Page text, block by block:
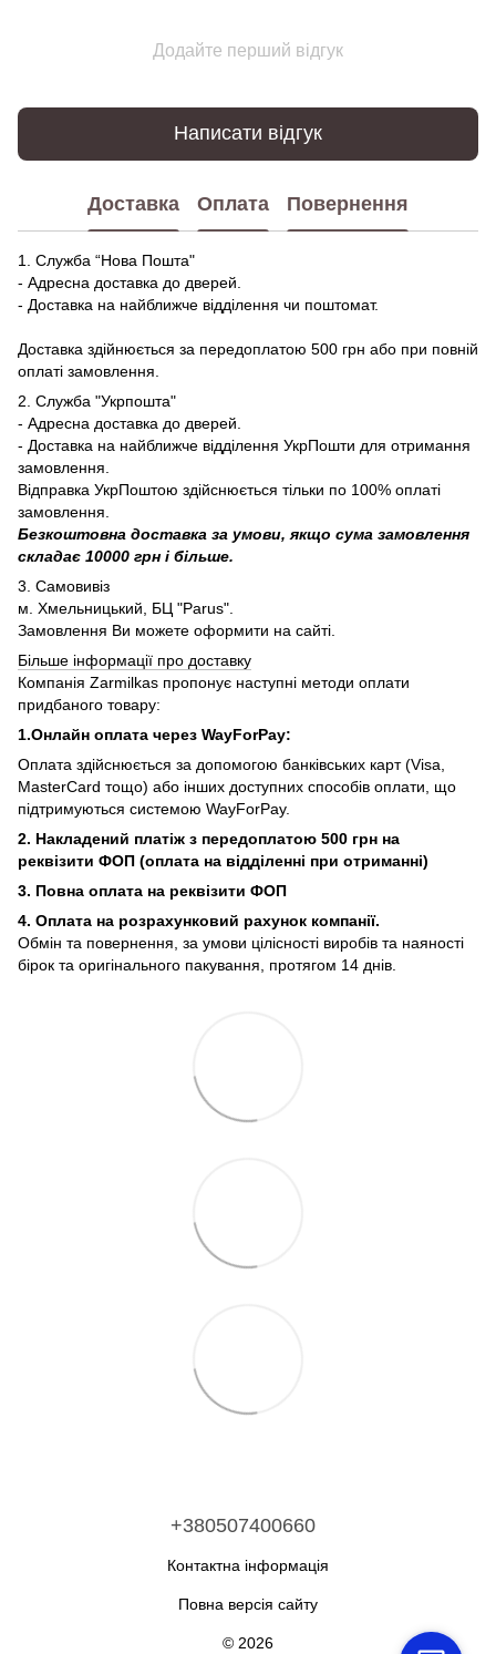
Додайте перший відгук
Написати відгук
Доставка Оплата Повернення
1. Служба “Нова Пошта"
- Адресна доставка до дверей.
- Доставка на найближче відділення чи поштомат.
Доставка здійнюється за передоплатою 500 грн або при повній
оплаті замовлення.
2. Служба "Укрпошта"
- Адресна доставка до дверей.
- Доставка на найближче відділення УкрПошти для отримання
замовлення.
Відправка УкрПоштою здійснюється тільки по 100% оплаті
замовлення.
Безкоштовна доставка за умови, якщо сума замовлення
складає 10000 грн і більше.
3. Самовивіз
м. Хмельницький, БЦ "Parus".
Замовлення Ви можете оформити на сайті.
Більше інформації про доставку
Компанія Zarmilkas пропонує наступні методи оплати
придбаного товару:
1.Онлайн оплата через WayForPay:
Оплата здійснюється за допомогою банківських карт (Visa,
MasterCard тощо) або інших доступних способів оплати, що
підтримуються системою WayForPay.
2. Накладений платіж з передоплатою 500 грн на
реквізити ФОП (оплата на відділенні при отриманні)
3. Повна оплата на реквізити ФОП
4. Оплата на розрахунковий рахунок компанії.
Обмін та повернення, за умови цілісності виробів та наяності
бірок та оригінального пакування, протягом 14 днів.
+380507400660
Контактна інформація
Повна версія сайту
© 2026